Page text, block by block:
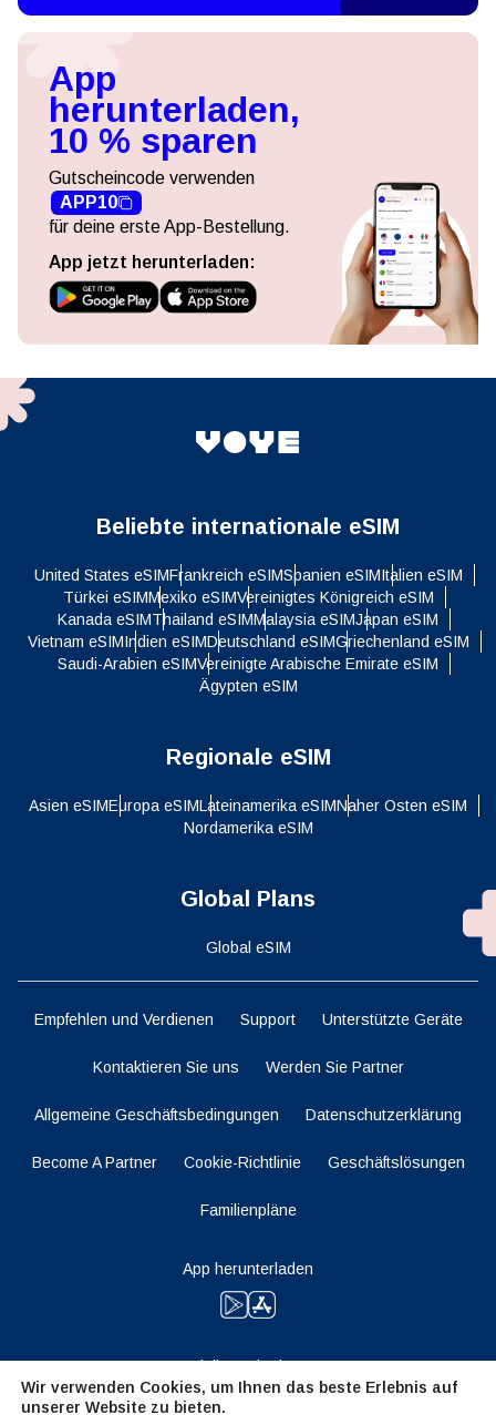
App
herunterladen,
10 % sparen
Gutscheincode verwenden
APP10
für deine erste App-Bestellung.
App jetzt herunterladen:
Beliebte internationale eSIM
United States eSIMFrankreich eSIMSpanien eSIMItalien eSIM
Türkei eSIMMexiko eSIMVereinigtes Königreich eSIM
Kanada eSIMThailand eSIMMalaysia eSIMJapan eSIM
Vietnam eSIMIndien eSIMDeutschland eSIMGriechenland eSIM
Saudi-Arabien eSIMVereinigte Arabische Emirate eSIM
Ägypten eSIM
Regionale eSIM
Asien eSIMEuropa eSIMLateinamerika eSIMNaher Osten eSIM
Nordamerika eSIM
Global Plans
Global eSIM
Empfehlen und Verdienen Support Unterstützte Geräte
Kontaktieren Sie uns Werden Sie Partner
Allgemeine Geschäftsbedingungen Datenschutzerklärung
Become A Partner Cookie-Richtlinie Geschäftslösungen
Familienpläne
App herunterladen
Bleiben Sie dran
Wir verwenden Cookies, um Ihnen das beste Erlebnis auf
unserer Website zu bieten.